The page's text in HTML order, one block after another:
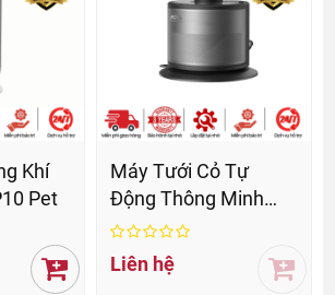
Khí
Pet
Máy Tưới Cỏ Tự
Động Thông Minh
MOVA L10 - BH 36 Th
Liên hệ